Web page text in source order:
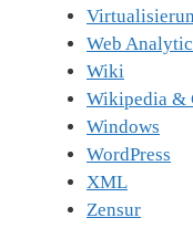
Web
Wiki
Wikipedia &
Windows
WordPress
XML
Zensur